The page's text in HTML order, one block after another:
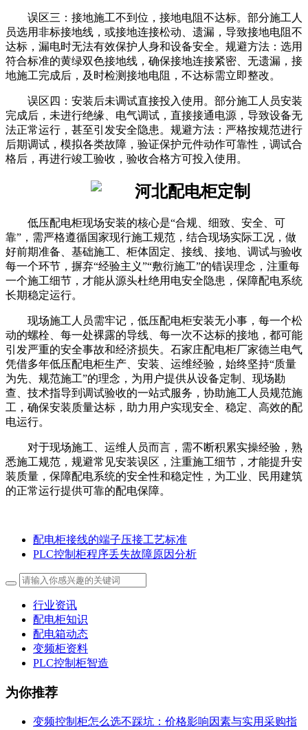
误区三：接地施工不到位，接地电阻不达标。部分施工人
员选用非标接地线，或接地连接松动、遗漏，导致接地电阻不
达标，漏电时无法有效保护人身和设备安全。规避方法：选用
符合标准的黄绿双色接地线，确保接地连接紧密、无遗漏，接
地施工完成后，及时检测接地电阻，不达标需立即整改。
误区四：安装后未调试直接投入使用。部分施工人员安装
完成后，未进行绝缘、电气调试，直接接通电源，导致设备无
法正常运行，甚至引发安全隐患。规避方法：严格按规范进行
后期调试，模拟各类故障，验证保护元件动作可靠性，调试合
格后，再进行竣工验收，验收合格方可投入使用。
低压配电柜现场安装的核心是“合规、细致、安全、可
靠”，需严格遵循国家现行施工规范，结合现场实际工况，做
好前期准备、基础施工、柜体固定、接线、接地、调试与验收
每一个环节，摒弃“经验主义”“敷衍施工”的错误理念，注重每
一个施工细节，才能从源头杜绝用电安全隐患，保障配电系统
长期稳定运行。
现场施工人员需牢记，低压配电柜安装无小事，每一个松
动的螺栓、每一处裸露的导线、每一次不达标的接地，都可能
引发严重的安全事故和经济损失。石家庄配电柜厂家德兰电气
凭借多年低压配电柜生产、安装、运维经验，始终坚持“质量
为先、规范施工”的理念，为用户提供从设备定制、现场勘
查、技术指导到调试验收的一站式服务，协助施工人员规范施
工，确保安装质量达标，助力用户实现安全、稳定、高效的配
电运行。
对于现场施工、运维人员而言，需不断积累实操经验，熟
悉施工规范，规避常见安装误区，注重施工细节，才能提升安
装质量，保障配电系统的安全性和稳定性，为工业、民用建筑
的正常运行提供可靠的配电保障。
配电柜接线的端子压接工艺标准
PLC控制柜程序丢失故障原因分析
行业资讯
配电柜知识
配电箱动态
变频柜资料
PLC控制柜智造
为你推荐
变频控制柜怎么选不踩坑：价格影响因素与实用采购指